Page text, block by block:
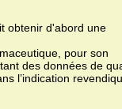
obtenir d'abord une
pour son
des données de
l’indication